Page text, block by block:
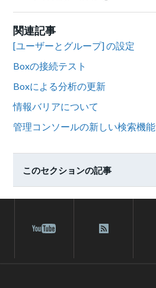
関連記事
[ユーザーとグループ] の設定
Boxの接続テスト
Boxによる分析の更新
情報バリアについて
管理コンソールの新しい検索機能
このセクションの記事